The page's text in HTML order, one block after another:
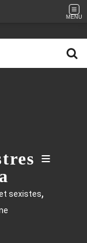
MENU
≡
sexistes,